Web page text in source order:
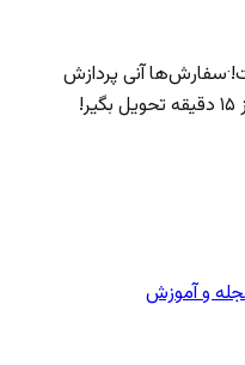
·سفارش‌ها آنی پردازش
و آموزش